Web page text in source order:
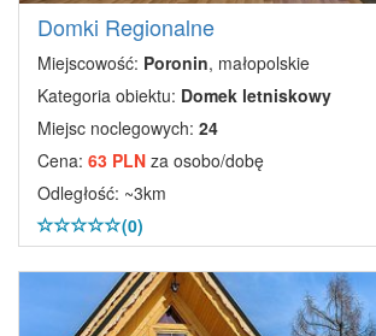
Domki Regionalne
Miejscowość: Poronin, małopolskie
Kategoria obiektu: Domek letniskowy
Miejsc noclegowych: 24
Cena: 63 PLN za osobo/dobę
Odległość: ~3km
(0)